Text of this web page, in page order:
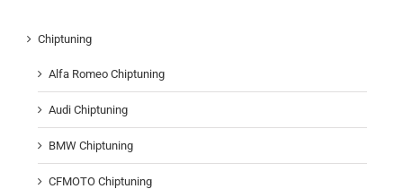
Chiptuning
Alfa Romeo Chiptuning
Audi Chiptuning
BMW Chiptuning
CFMOTO Chiptuning